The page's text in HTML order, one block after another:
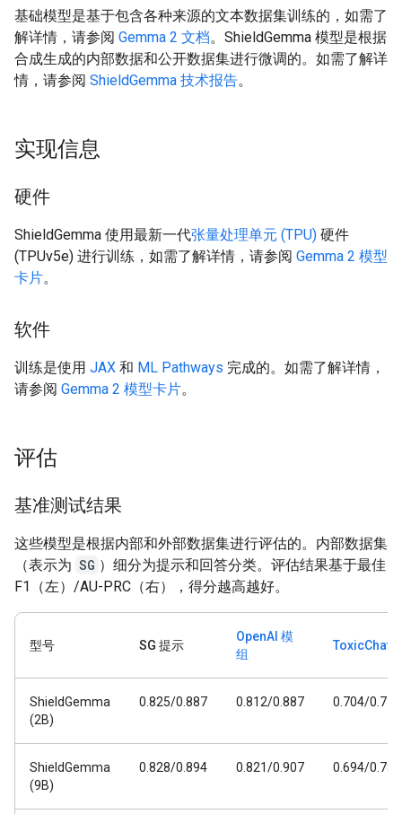
基础模型是基于包含各种来源的文本数据集训练的，如需了
解详情，请参阅 Gemma 2 文档。ShieldGemma 模型是根据
合成生成的内部数据和公开数据集进行微调的。如需了解详
情，请参阅 ShieldGemma 技术报告。
实现信息
硬件
ShieldGemma 使用最新一代张量处理单元 (TPU) 硬件
(TPUv5e) 进行训练，如需了解详情，请参阅 Gemma 2 模型
卡片。
软件
训练是使用 JAX 和 ML Pathways 完成的。如需了解详情，
请参阅 Gemma 2 模型卡片。
评估
基准测试结果
这些模型是根据内部和外部数据集进行评估的。内部数据集
（表示为 SG ）细分为提示和回答分类。评估结果基于最佳
F1（左）/AU-PRC（右），得分越高越好。
型号 SG 提示
OpenAI 模
组
ToxicChat
ShieldGemma
(2B)
0.825/0.887 0.812/0.887 0.704/0.778
ShieldGemma
(9B)
0.828/0.894 0.821/0.907 0.694/0.782